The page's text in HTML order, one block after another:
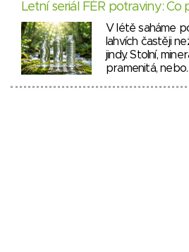
Letní seriál FÉR potraviny: Co
V létě saháme
lahvích častěji
jindy. Stolní,
pramenitá,